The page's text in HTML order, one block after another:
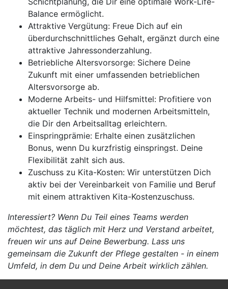
Balance ermöglicht.
Attraktive Vergütung: Freue Dich auf ein
überdurchschnittliches Gehalt, ergänzt durch eine
attraktive Jahressonderzahlung.
Betriebliche Altersvorsorge: Sichere Deine
Zukunft mit einer umfassenden betrieblichen
Altersvorsorge ab.
Moderne Arbeits- und Hilfsmittel: Profitiere von
aktueller Technik und modernen Arbeitsmitteln,
die Dir den Arbeitsalltag erleichtern.
Einspringprämie: Erhalte einen zusätzlichen
Bonus, wenn Du kurzfristig einspringst. Deine
Flexibilität zahlt sich aus.
Zuschuss zu Kita-Kosten: Wir unterstützen Dich
aktiv bei der Vereinbarkeit von Familie und Beruf
mit einem attraktiven Kita-Kostenzuschuss.
Interessiert? Wenn Du Teil eines Teams werden
möchtest, das täglich mit Herz und Verstand arbeitet,
freuen wir uns auf Deine Bewerbung. Lass uns
gemeinsam die Zukunft der Pflege gestalten - in einem
Umfeld, in dem Du und Deine Arbeit wirklich zählen.